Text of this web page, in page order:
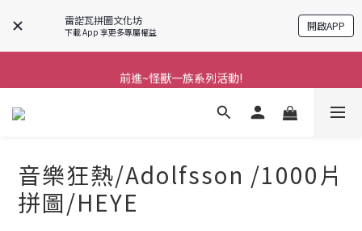
雷諾瓦拼圖文化坊
下載 App 享更多專屬權益 開啟APP
前進~怪獸一族系列活動!
分享美好時光 ∣ APP好友推薦
前進~怪獸一族系列活動!
音樂狂熱/Adolfsson /1000片
拼圖/HEYE